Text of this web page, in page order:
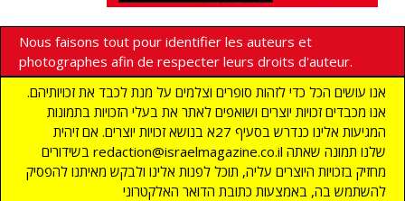
Nous faisons tout pour identifier les auteurs et
photographes afin de respecter leurs droits d'auteur.
אנו עושים הכל כדי לזהות סופרים וצלמים על מנת לכבד את זכויותיהם.
אנו מכבדים זכויות יוצרים ושואפים לאתר את בעלי הזכויות בתמונות
המגיעות אלינו כנדרש בסעיף 27א בנושא זכויות יוצרים. אם זיהית
בשידורים redaction@israelmagazine.co.il שלנו תמונה שאתה
מחזיק בזכויות היוצרים עליה, תוכל לפנות אלינו ולבקש מאיתנו להפסיק
להשתמש בה, באמצעות כתובת הדואר האלקטרוני